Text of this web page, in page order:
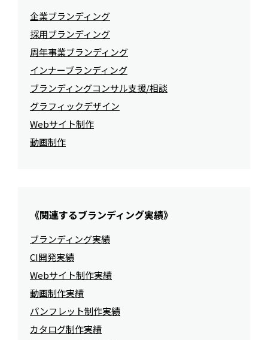
企業ブランディング
採用ブランディング
周年事業ブランディング
インナーブランディング
ブランディングコンサル支援/相談
グラフィックデザイン
Webサイト制作
動画制作
《関連するブランディング実績》
ブランディング実績
CI開発実績
Webサイト制作実績
動画制作実績
パンフレット制作実績
カタログ制作実績